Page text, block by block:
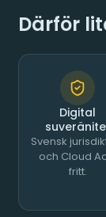
Därför
Digital
Svensk
och Cloud
fritt.